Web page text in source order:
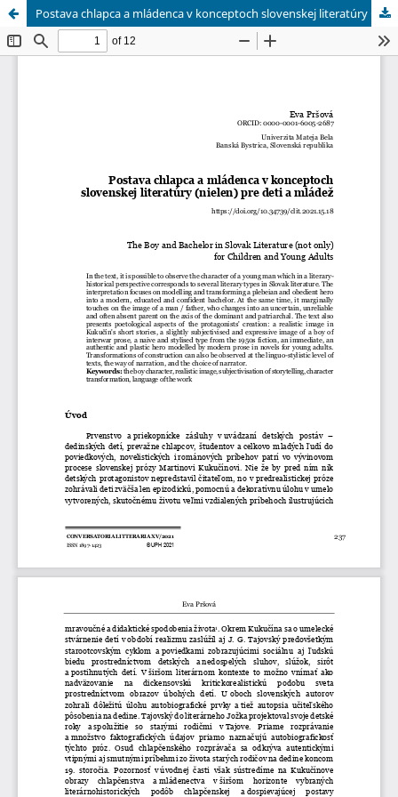
Postava chlapca a mládenca v konceptoch slovenskej literatúry (nielen) pre deti a mládež